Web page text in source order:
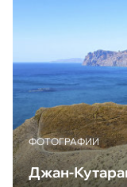
ФОТОГРАФИИ
Джан-